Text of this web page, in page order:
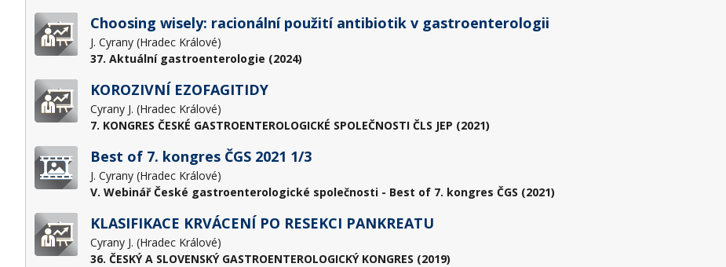
Choosing wisely: racionální použití antibiotik v gastroenterologii
J. Cyrany (Hradec Králové)
37. Aktuální gastroenterologie (2024)
KOROZIVNÍ EZOFAGITIDY
Cyrany J. (Hradec Králové)
7. KONGRES ČESKÉ GASTROENTEROLOGICKÉ SPOLEČNOSTI ČLS JEP (2021)
Best of 7. kongres ČGS 2021 1/3
J. Cyrany (Hradec Králové)
V. Webinář České gastroenterologické společnosti - Best of 7. kongres ČGS (2021)
KLASIFIKACE KRVÁCENÍ PO RESEKCI PANKREATU
Cyrany J. (Hradec Králové)
36. ČESKÝ A SLOVENSKÝ GASTROENTEROLOGICKÝ KONGRES (2019)